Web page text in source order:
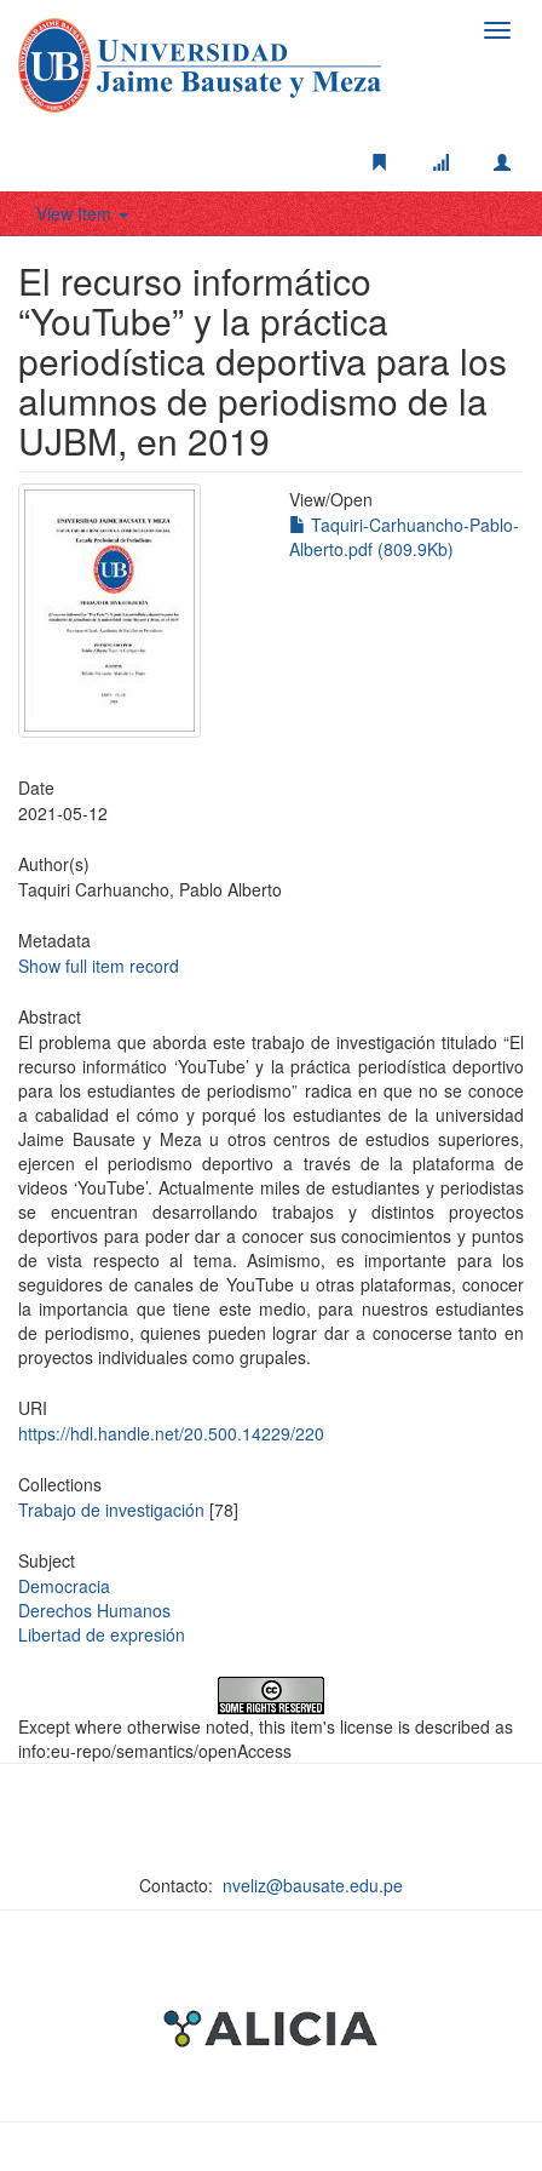
View Item
El recurso informático
“YouTube” y la práctica
periodística deportiva para los
alumnos de periodismo de la
UJBM, en 2019
View/Open
Taquiri-Carhuancho-Pablo-
Alberto.pdf (809.9Kb)
Date
2021-05-12
Author(s)
Taquiri Carhuancho, Pablo Alberto
Metadata
Show full item record
Abstract
El problema que aborda este trabajo de investigación titulado “El
recurso informático ‘YouTube’ y la práctica periodística deportivo
para los estudiantes de periodismo” radica en que no se conoce
a cabalidad el cómo y porqué los estudiantes de la universidad
Jaime Bausate y Meza u otros centros de estudios superiores,
ejercen el periodismo deportivo a través de la plataforma de
videos ‘YouTube’. Actualmente miles de estudiantes y periodistas
se encuentran desarrollando trabajos y distintos proyectos
deportivos para poder dar a conocer sus conocimientos y puntos
de vista respecto al tema. Asimismo, es importante para los
seguidores de canales de YouTube u otras plataformas, conocer
la importancia que tiene este medio, para nuestros estudiantes
de periodismo, quienes pueden lograr dar a conocerse tanto en
proyectos individuales como grupales.
URI
https://hdl.handle.net/20.500.14229/220
Collections
Trabajo de investigación [78]
Subject
Democracia
Derechos Humanos
Libertad de expresión
Except where otherwise noted, this item's license is described as
info:eu-repo/semantics/openAccess
Contacto: nveliz@bausate.edu.pe